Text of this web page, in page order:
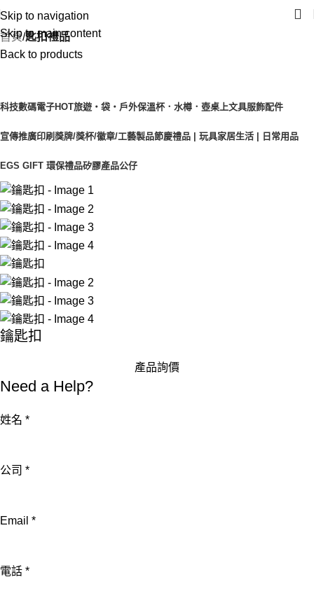
Skip to navigation
Skip to main content
首頁 匙扣禮品
Back to products
科技數碼電子HOT旅遊‧袋‧戶外保溫杯．水樽．壺桌上文具服飾配件
宣傳推廣印刷 獎牌/獎杯/徽章/工藝製品節慶禮品 | 玩具家居生活 | 日常用品
EGS GIFT 環保禮品矽膠產品公仔
鑰匙扣
產品詢價
Need a Help?
姓名 *
公司 *
姓
詢
Email *
電話 *